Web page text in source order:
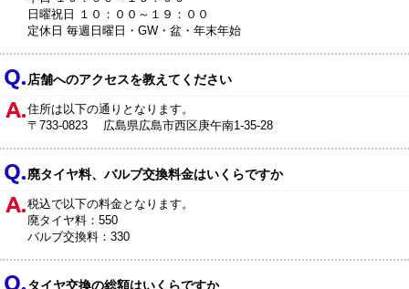
日曜祝日 １０：００～１９：００
定休日 毎週日曜日・GW・盆・年末年始
店舗へのアクセスを教えてください
住所は以下の通りとなります。
〒733-0823 広島県広島市西区庚午南1-35-28
廃タイヤ料、バルブ交換料金はいくらですか
税込で以下の料金となります。
廃タイヤ料：550
バルブ交換料：330
タイヤ交換の総額はいくらですか